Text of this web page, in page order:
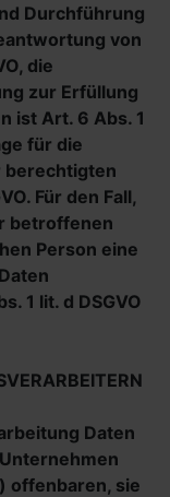
Durchführung
von
die
zur Erfüllung
ist Art. 6 Abs. 1
für die
berechtigten
Für den Fall,
betroffenen
Person eine
1 lit. d DSGVO
Daten
offenbaren, sie